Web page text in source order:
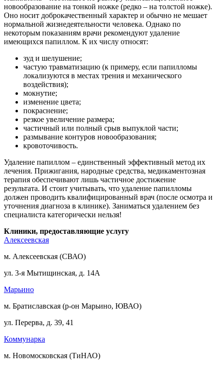
новообразование на тонкой ножке (редко – на толстой ножке).
Оно носит доброкачественный характер и обычно не мешает
нормальной жизнедеятельности человека. Однако по
некоторым показаниям врачи рекомендуют удаление
имеющихся папиллом. К их числу относят:
зуд и шелушение;
частую травматизацию (к примеру, если папилломы
локализуются в местах трения и механического
воздействия);
мокнутие;
изменение цвета;
покраснение;
резкое увеличение размера;
частичный или полный срыв выпуклой части;
размывание контуров новообразования;
кровоточивость.
Удаление папиллом – единственный эффективный метод их
лечения. Прижигания, народные средства, медикаментозная
терапия обеспечивают лишь частичное достижение
результата. И стоит учитывать, что удаление папилломы
должен проводить квалифицированный врач (после осмотра и
уточнения диагноза в клинике). Заниматься удалением без
специалиста категорически нельзя!
Клиники, предоставляющие услугу
Алексеевская
м. Алексеевская (СВАО)
ул. 3-я Мытищинская, д. 14А
Марьино
м. Братиславская (р-он Марьино, ЮВАО)
ул. Перерва, д. 39, 41
Коммунарка
м. Новомосковская (ТиНАО)